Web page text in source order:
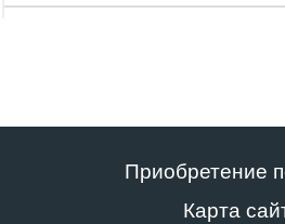
Приобретение
Карта